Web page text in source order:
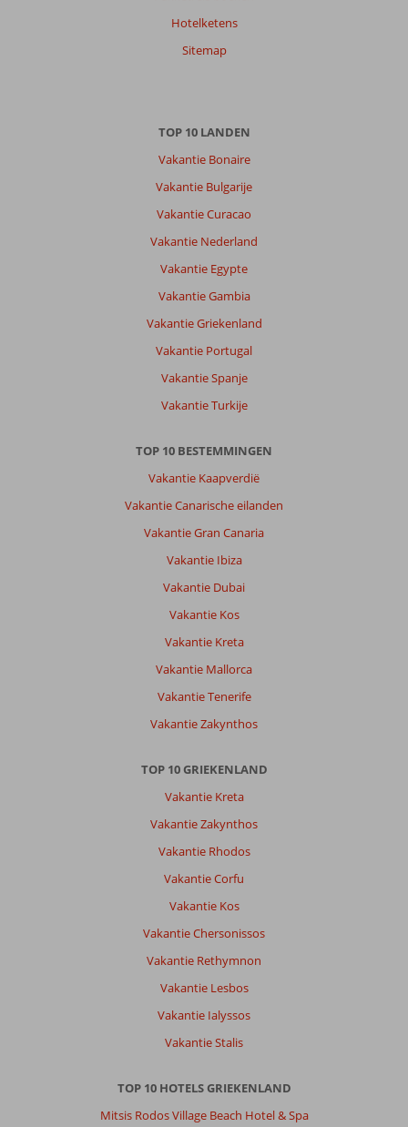
Hotelketens
Sitemap
TOP 10 LANDEN
Vakantie Bonaire
Vakantie Bulgarije
Vakantie Curacao
Vakantie Nederland
Vakantie Egypte
Vakantie Gambia
Vakantie Griekenland
Vakantie Portugal
Vakantie Spanje
Vakantie Turkije
TOP 10 BESTEMMINGEN
Vakantie Kaapverdië
Vakantie Canarische eilanden
Vakantie Gran Canaria
Vakantie Ibiza
Vakantie Dubai
Vakantie Kos
Vakantie Kreta
Vakantie Mallorca
Vakantie Tenerife
Vakantie Zakynthos
TOP 10 GRIEKENLAND
Vakantie Kreta
Vakantie Zakynthos
Vakantie Rhodos
Vakantie Corfu
Vakantie Kos
Vakantie Chersonissos
Vakantie Rethymnon
Vakantie Lesbos
Vakantie Ialyssos
Vakantie Stalis
TOP 10 HOTELS GRIEKENLAND
Mitsis Rodos Village Beach Hotel & Spa